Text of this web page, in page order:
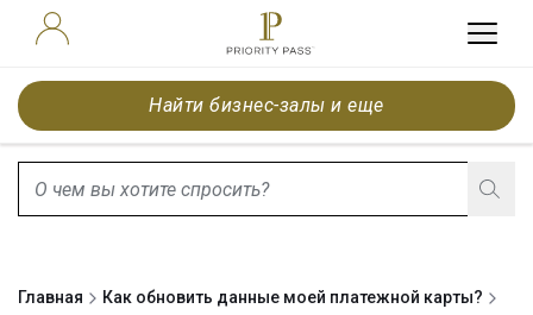
Найти бизнес-залы и еще
Главная
Как обновить данные моей платежной карты?